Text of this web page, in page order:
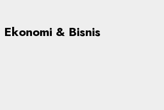
Ekonomi & Bisnis